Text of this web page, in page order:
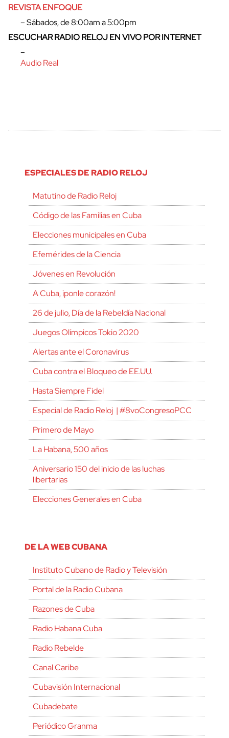
REVISTA ENFOQUE
– Sábados, de 8:00am a 5:00pm
ESCUCHAR RADIO RELOJ EN VIVO POR INTERNET
–
Audio Real
ESPECIALES DE RADIO RELOJ
Matutino de Radio Reloj
Código de las Familias en Cuba
Elecciones municipales en Cuba
Efemérides de la Ciencia
Jóvenes en Revolución
A Cuba, ¡ponle corazón!
26 de julio, Día de la Rebeldía Nacional
Juegos Olímpicos Tokio 2020
Alertas ante el Coronavirus
Cuba contra el Bloqueo de EE.UU.
Hasta Siempre Fidel
Especial de Radio Reloj | #8voCongresoPCC
Primero de Mayo
La Habana, 500 años
Aniversario 150 del inicio de las luchas
libertarias
Elecciones Generales en Cuba
DE LA WEB CUBANA
Instituto Cubano de Radio y Televisión
Portal de la Radio Cubana
Razones de Cuba
Radio Habana Cuba
Radio Rebelde
Canal Caribe
Cubavisión Internacional
Cubadebate
Periódico Granma